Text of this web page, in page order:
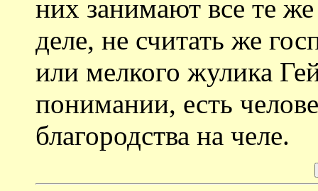
них занимают все те
деле, не считать же
или мелкого жулика
понимании, есть
благородства на челе.